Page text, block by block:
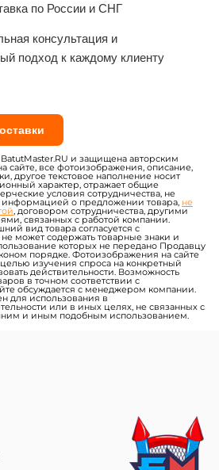
по России и СНГ
консультация и
подход к каждому клиенту
и защищена авторским
сайте, все фотоизображения, описание,
другое текстовое наполнение носит
характер, отражает общие
условия сотрудничества, не
о предложении товара, не
, договором сотрудничества, другими
связанных с работой компании.
вид товара согласуется с
может содержать товарные знаки и
которых не передано Продавцу
порядке. Фотоизображения на сайте
изучения спроса на конкретный
действительности. Возможность
в точном соответствии с
обсуждается с менеджером компании.
для использования в
или в иных целях, не связанных с
и иным подобным использованием.